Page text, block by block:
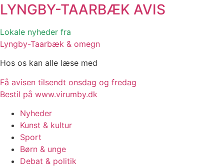
LYNGBY-TAARBÆK AVIS
Lokale nyheder fra
Lyngby-Taarbæk & omegn
Hos os kan alle læse med
Få avisen tilsendt onsdag og fredag
Bestil på www.virumby.dk
Nyheder
Kunst & kultur
Sport
Børn & unge
Debat & politik